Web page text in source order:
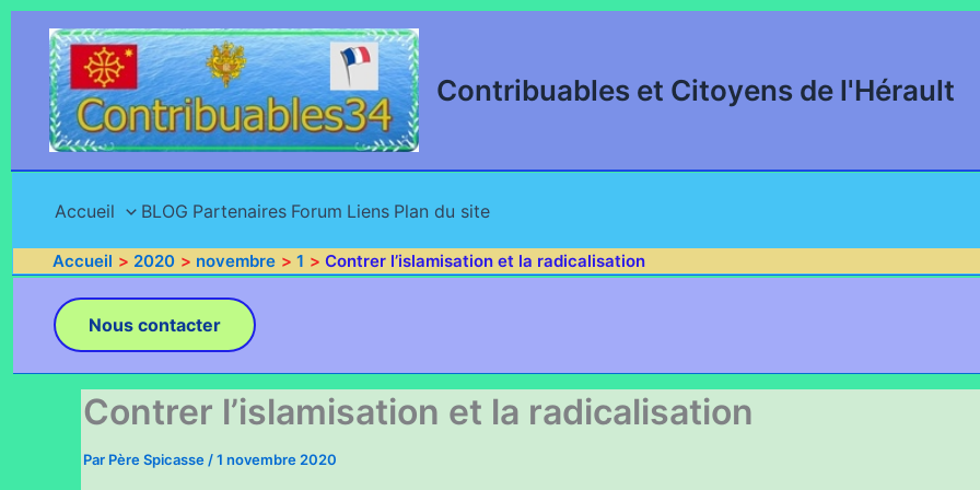
Aller
contenu
Contribuables et Citoyens de l'Hérault
Accueil BLOG Partenaires Forum Liens Plan du site
Accueil 2020 novembre 1 Contrer l’islamisation et la radicalisation
Nous contacter
Contrer l’islamisation et la radicalisation
Par Père Spicasse /1 novembre 2020